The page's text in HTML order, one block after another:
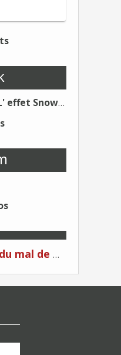
Big data ou BIG CATA ? - L' effet Snowden - Editions Kawa - Un Éditeur différent !
C'est du plagiat ! "